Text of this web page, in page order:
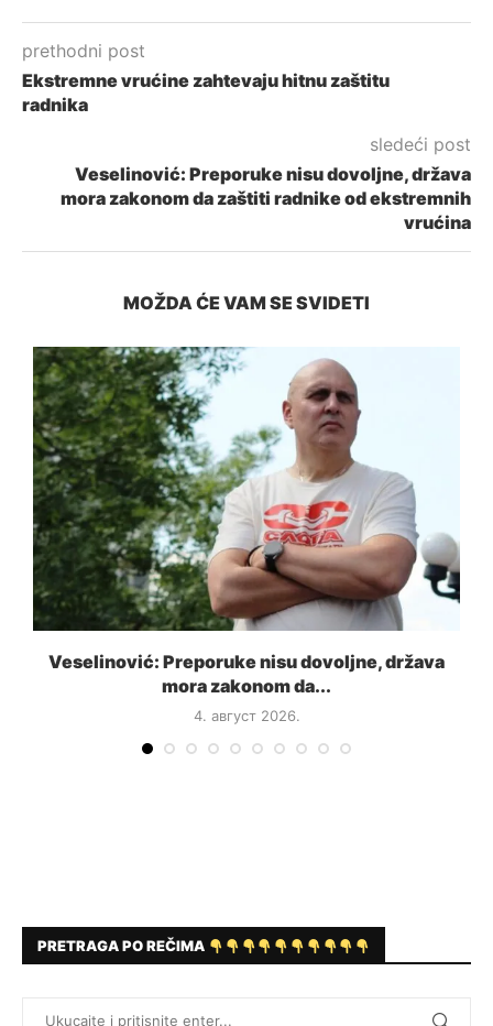
prethodni post
Ekstremne vrućine zahtevaju hitnu zaštitu
radnika
sledeći post
Veselinović: Preporuke nisu dovoljne, država
mora zakonom da zaštiti radnike od ekstremnih
vrućina
MOŽDA ĆE VAM SE SVIDETI
Veselinović: Preporuke nisu dovoljne, država
mora zakonom da...
4. август 2026.
PRETRAGA PO REČIMA